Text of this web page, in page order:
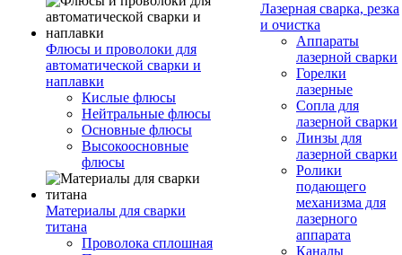
Флюсы и проволоки для
автоматической сварки и
наплавки
Кислые флюсы
Нейтральные флюсы
Основные флюсы
Высокоосновные
флюсы
Материалы для сварки
титана
Проволока сплошная
Лазерная сварка, резка
и очистка
Аппараты
лазерной сварки
Горелки
лазерные
Сопла для
лазерной сварки
Линзы для
лазерной сварки
Ролики
подающего
механизма для
лазерного
аппарата
Каналы